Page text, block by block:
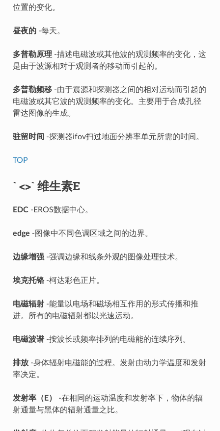
位置的变化。
昼夜的-每天。
多普勒原理 -描述电磁波或其他波的观测频率的变化，这
是由于波源相对于观测者的移动而引起的。
多普勒频移-由于震源和探测器之间的相对运动而引起的
电磁波或其它波的观测频率的变化。主要用于合成孔径
雷达图像的生成。
驻留时间 -探测器ifov扫过地面分辨率单元所需的时间。
TOP
` <>` 维生素E
EDC-EROS数据中心。
edge -图像中不同色调区域之间的边界。
边缘增强-强调边缘和线条外观的图像处理技术。
埃克托铬-柯达彩色正片。
电磁辐射-能量以电场和磁场相互作用的形式传播和推
进。所有的电磁辐射都以光速运动。
电磁波谱-按波长或频率排列的电磁能的连续序列。
排放-身体辐射电磁能的过程。发射由动力学温度和发射
率决定。
发射率（E）
-在相同的运动温度和发射率下，物体的辐
射通量与黑体的辐射通量之比。